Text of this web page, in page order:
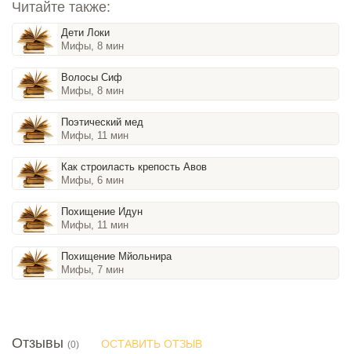
Читайте также:
Дети Локи
Мифы, 8 мин
Волосы Сиф
Мифы, 8 мин
Поэтический мед
Мифы, 11 мин
Как строиласть крепость Авов
Мифы, 6 мин
Похищение Идун
Мифы, 11 мин
Похищение Мйольнира
Мифы, 7 мин
Отзывы (0) ОСТАВИТЬ ОТЗЫВ